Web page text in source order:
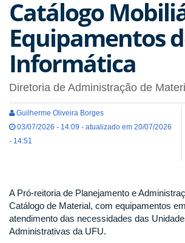
Catálogo
Equipamentos
Informática
Diretoria de Administração de
Guilherme Oliveira Borges
03/07/2026 - 14:09 - atualizado em 20/07/2026
- 14:51
A Pró-reitoria de Planejamento e
Catálogo de Material, com equipamentos
atendimento das necessidades das
Administrativas da UFU.